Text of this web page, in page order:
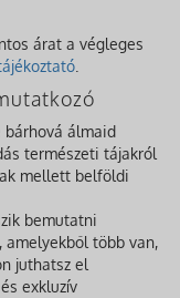
árat a végleges
bárhová álmaid
természeti tájakról
mellett belföldi
bemutatni
amelyekből több van,
juthatsz el
exkluzív